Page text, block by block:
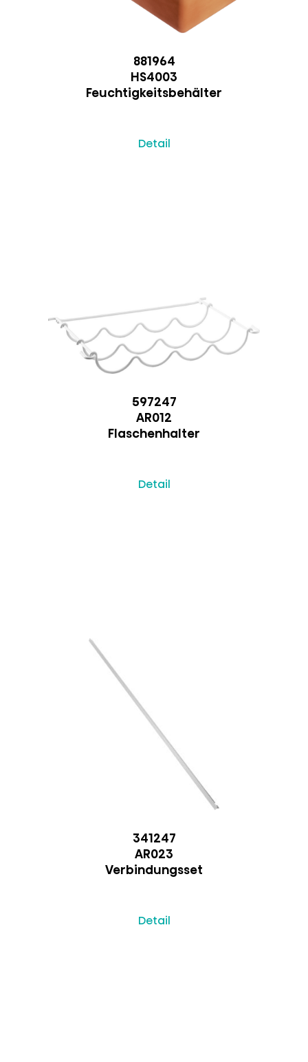
881964
HS4003
Feuchtigkeitsbehälter
Detail
597247
AR012
Flaschenhalter
Detail
341247
AR023
Verbindungsset
Detail